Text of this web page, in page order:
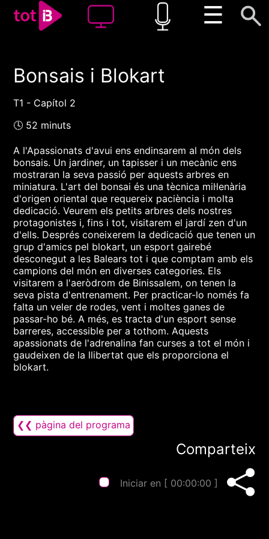
☰
00:00 00:00
Bonsais i Blokart
T1 - Capítol 2
🕓 52 minuts
A l'Apassionats d'avui ens endinsarem al món dels
bonsais. Un jardiner, un tapisser i un mecànic ens
mostraran la seva passió per aquests arbres en
miniatura. L'art del bonsai és una tècnica mil·lenària
d'origen oriental que requereix paciència i molta
dedicació. Veurem els petits arbres dels nostres
protagonistes i, fins i tot, visitarem el jardí zen d'un
d'ells. Després coneixerem la dedicació que tenen un
grup d'amics pel blokart, un esport gairebé
desconegut a les Balears tot i que comptam amb els
campions del món en diverses categories. Els
visitarem a l'aeròdrom de Binissalem, on tenen la
seva pista d'entrenament. Per practicar-lo només fa
falta un veler de rodes, vent i moltes ganes de
passar-ho bé. A més, es tracta d'un esport sense
barreres, accessible per a tothom. Aquests
apassionats de l'adrenalina fan curses a tot el món i
gaudeixen de la llibertat que els proporciona el
blokart.
❮❮ pàgina del programa
Comparteix
Iniciar en [ 00:00:00 ]